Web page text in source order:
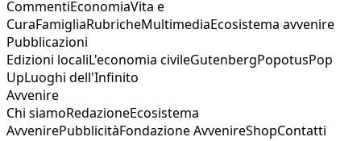
CommentiEconomiaVita e
CuraFamigliaRubricheMultimediaEcosistema avvenire
Pubblicazioni
Edizioni localiL'economia civileGutenbergPopotusPop
UpLuoghi dell'Infinito
Avvenire
Chi siamoRedazioneEcosistema
AvvenirePubblicitàFondazione AvvenireShopContatti